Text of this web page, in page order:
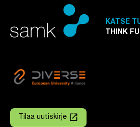
KATSE
THINK
Tilaa uutiskirje
Linkki avautuu uuteen
launch